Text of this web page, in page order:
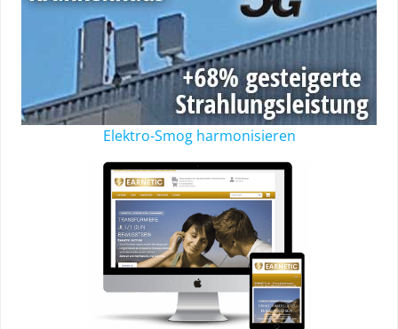
Elektro-Smog harmonisieren